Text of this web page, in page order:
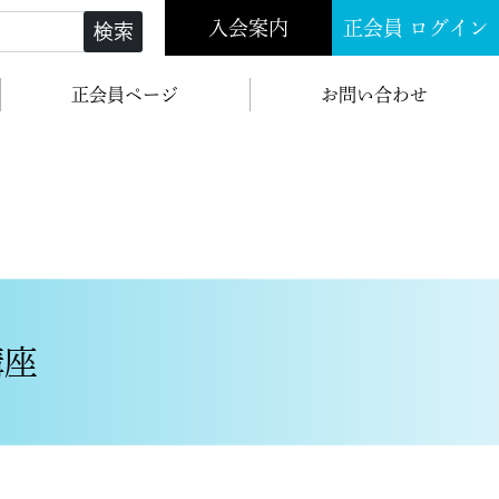
検索 入会案内 正会員 ログイン
正会員ページ お問い合わせ